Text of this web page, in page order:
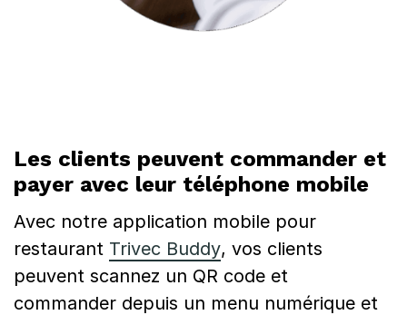
Les clients peuvent commander et
payer avec leur téléphone mobile
Avec notre application mobile pour
restaurant Trivec Buddy, vos clients
peuvent scannez un QR code et
commander depuis un menu numérique et